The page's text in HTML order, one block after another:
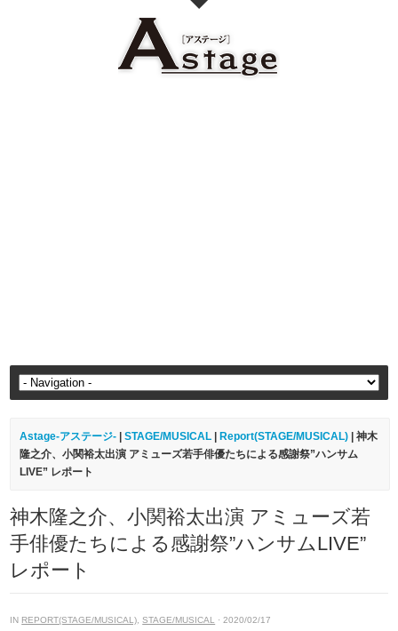
Astage-アステージ- |STAGE/MUSICAL Report(STAGE/MUSICAL) | 神木
隆之介、小関裕太出演 アミューズ若手俳優たちによる感謝祭”ハンサム
LIVE” レポート
神木隆之介、小関裕太出演 アミューズ若
手俳優たちによる感謝祭”ハンサムLIVE”
レポート
IN REPORT(STAGE/MUSICAL) ,STAGE/MUSICAL · 2020/02/17